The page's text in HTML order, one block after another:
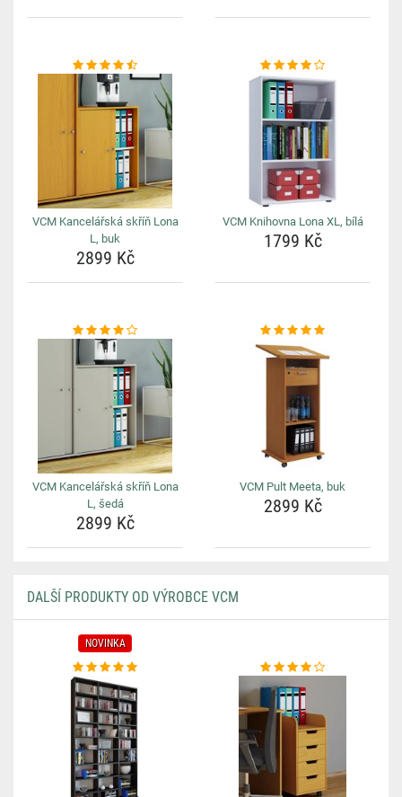
VCM Kancelářská skříň Lona
L, buk
2899 Kč
VCM Knihovna Lona XL, bílá
1799 Kč
VCM Kancelářská skříň Lona
L, šedá
2899 Kč
VCM Pult Meeta, buk
2899 Kč
DALŠÍ PRODUKTY OD VÝROBCE VCM
NOVINKA